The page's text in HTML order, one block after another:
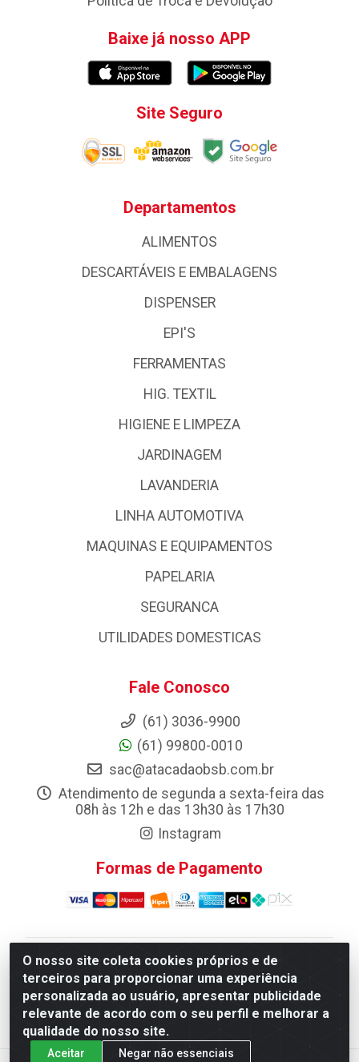
O nosso site coleta cookies próprios e de
terceiros para proporcionar uma experiência
personalizada ao usuário, apresentar publicidade
relevante de acordo com o seu perfil e melhorar a
qualidade do nosso site.
Aceitar Negar não essenciais
Baixe já nosso APP
Site Seguro
Departamentos
ALIMENTOS
DESCARTÁVEIS E EMBALAGENS
DISPENSER
EPI'S
FERRAMENTAS
HIG. TEXTIL
HIGIENE E LIMPEZA
JARDINAGEM
LAVANDERIA
LINHA AUTOMOTIVA
MAQUINAS E EQUIPAMENTOS
PAPELARIA
SEGURANCA
UTILIDADES DOMESTICAS
Fale Conosco
(61) 3036-9900
(61) 99800-0010
sac@atacadaobsb.com.br
Atendimento de segunda a sexta-feira das
08h às 12h e das 13h30 às 17h30
Instagram
Formas de Pagamento
Atacadao da Limpeza F. Pereira Queiroz Comercio e
Distribuicao LTDA - Quadra Qi 10 Lotes 39 e, 41 - Setor
Industrial (Taguatinga), Brasília/DF - CEP 72.135-100 -
CNPJ 13.184.675/0001-80